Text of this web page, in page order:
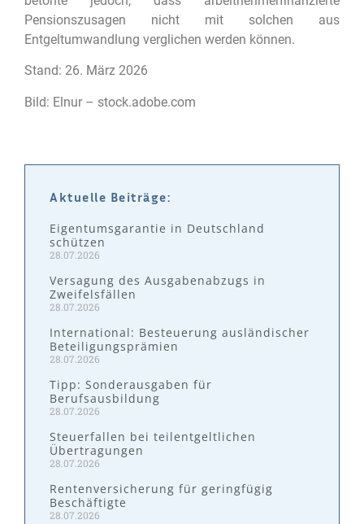
Pensionszusagen nicht mit solchen aus
Entgeltumwandlung verglichen werden können.
Stand: 26. März 2026
Bild: Elnur – stock.adobe.com
Aktuelle Beiträge:
Eigentumsgarantie in Deutschland
schützen
28.07.2026
Versagung des Ausgabenabzugs in
Zweifelsfällen
28.07.2026
International: Besteuerung ausländischer
Beteiligungsprämien
28.07.2026
Tipp: Sonderausgaben für
Berufsausbildung
28.07.2026
Steuerfallen bei teilentgeltlichen
Übertragungen
28.07.2026
Rentenversicherung für geringfügig
Beschäftigte
28.07.2026